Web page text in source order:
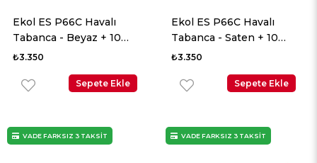
Ekol ES P66C Havalı
Tabanca - Beyaz + 10
Adet Co2 + 3 Adet 4.5mm
Balistik Gözlük
₺3.350
Sepete Ekle
Ekol ES P66C Havalı
Tabanca - Saten + 10
Adet Co2 + 3 Adet 4.5mm
Balistik Gözlük
₺3.350
Sepete Ekle
VADE FARKSIZ 3 TAKSİT VADE FARKSIZ 3 TAKSİT